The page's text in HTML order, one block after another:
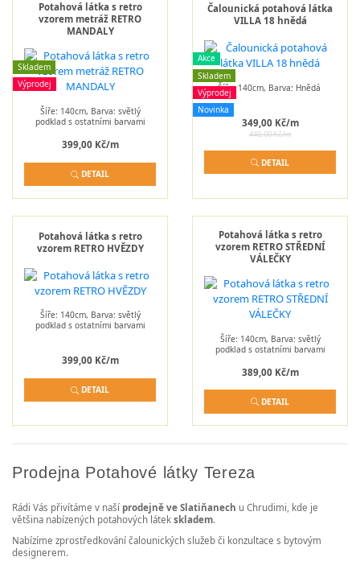
Potahová látka s retro
vzorem metráž RETRO
MANDALY
Skladem
Výprodej
Šíře: 140cm, Barva: světlý
podklad s ostatními barvami
399,00 Kč/m
DETAIL
Čalounická potahová látka
VILLA 18 hnědá
Akce
Skladem
Výprodej
Novinka
Šíře: 140cm, Barva: Hnědá
349,00 Kč/m
440,00 Kč/m
DETAIL
Potahová látka s retro
vzorem RETRO HVĚZDY
Šíře: 140cm, Barva: světlý
podklad s ostatními barvami
399,00 Kč/m
DETAIL
Potahová látka s retro
vzorem RETRO STŘEDNÍ
VÁLEČKY
Šíře: 140cm, Barva: světlý
podklad s ostatními barvami
389,00 Kč/m
DETAIL
Prodejna Potahové látky Tereza
Rádi Vás přivítáme v naší prodejně ve Slatiňanech u Chrudimi, kde je
většina nabízených potahových látek skladem.
Nabízíme zprostředkování čalounických služeb či konzultace s bytovým
designerem.